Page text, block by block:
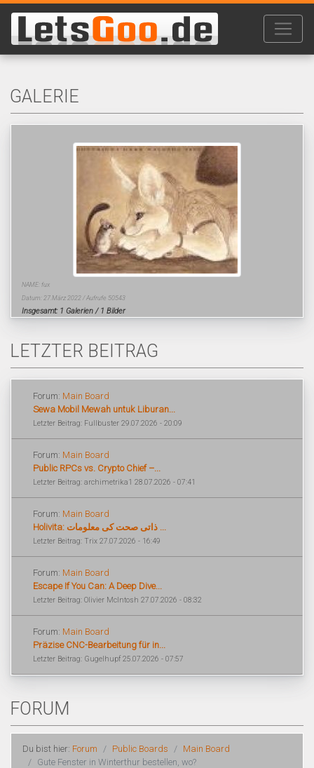
GALERIE
NAME: fux
Datum: 27.März 2022 / Aufrufe 50543
Insgesamt: 1 Galerien / 1 Bilder
LETZTER BEITRAG
Forum: Main Board
Sewa Mobil Mewah untuk Liburan...
Letzter Beitrag: Fullbuster 29.07.2026 - 20:09
Forum: Main Board
Public RPCs vs. Crypto Chief –...
Letzter Beitrag: archimetrika1 28.07.2026 - 07:41
Forum: Main Board
Holivita: ذاتی صحت کی معلومات ...
Letzter Beitrag: Trix 27.07.2026 - 16:49
Forum: Main Board
Escape If You Can: A Deep Dive...
Letzter Beitrag: Olivier McIntosh 27.07.2026 - 08:32
Forum: Main Board
Präzise CNC-Bearbeitung für in...
Letzter Beitrag: Gugelhupf 25.07.2026 - 07:57
FORUM
Du bist hier: Forum Public Boards
Main Board
Gute Fenster in Winterthur bestellen, wo?